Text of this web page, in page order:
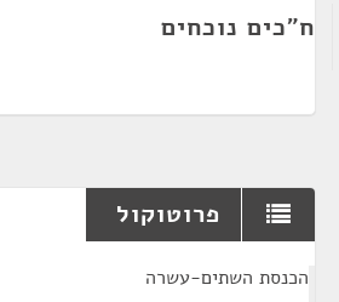
ח"כים נוכחים
פרוטוקול
הכנסת השתים-עשרה